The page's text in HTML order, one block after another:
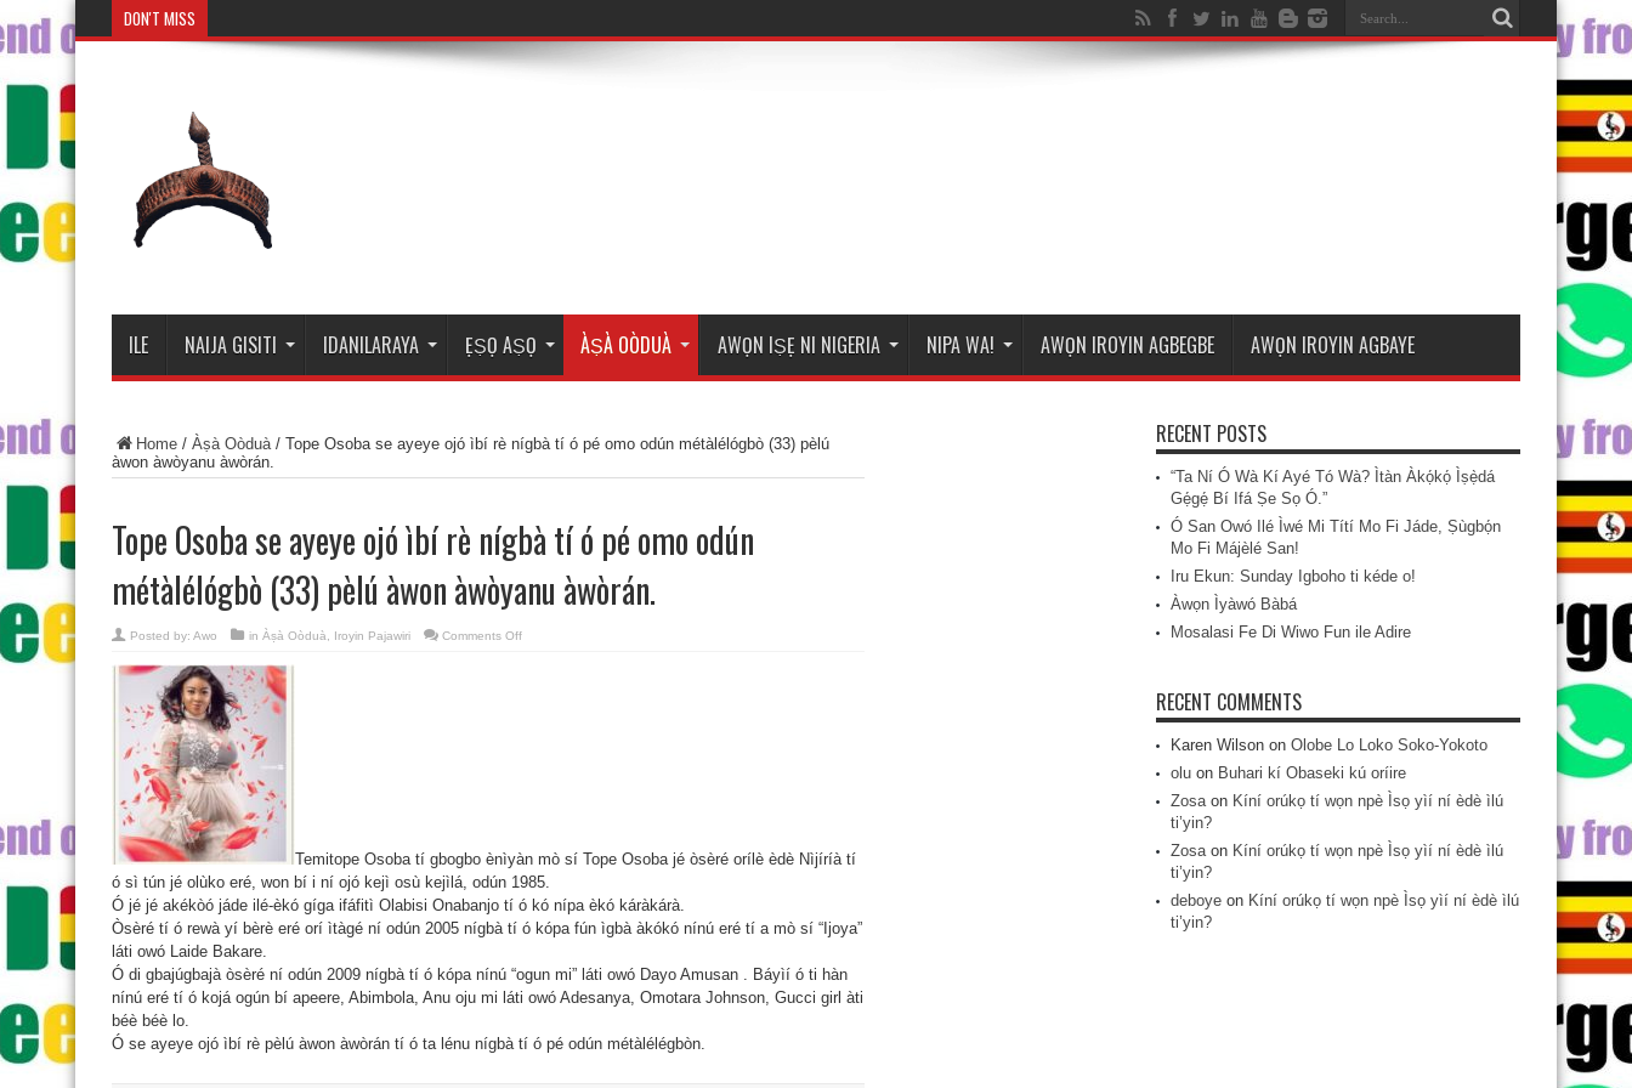
DON'T MISS
ILE NAIJA GISITI IDANILARAYA ẸṢỌ AṢỌ ÀṢÀ OÒDUÀ AWỌN IṢẸ NI NIGERIA NIPA WA! AWỌN IROYIN AGBEGBE AWỌN IROYIN AGBAYE
Home / Àṣà Oòduà/ Tope Osoba se ayeye ojó ìbí rè nígbà tí ó pé omo odún métàlélógbò (33) pèlú
àwon àwòyanu àwòrán.
Tope Osoba se ayeye ojó ìbí rè nígbà tí ó pé omo odún
métàlélógbò (33) pèlú àwon àwòyanu àwòrán.
Posted by: Awo in Àṣà Oòduà Iroyin Pajawiri Comments Offon
àwon
àwòyanu
àwòrán.
Temitope Osoba tí gbogbo ènìyàn mò sí Tope Osoba jé òsèré orílè èdè Nìjíríà tí
ó sì tún jé olùko eré, won bí i ní ojó kejì osù kejìlá, odún 1985.
Ó jé jé akékòó jáde ilé-èkó gíga ifáfitì Olabisi Onabanjo tí ó kó nípa èkó káràkárà.
Òsèré tí ó rewà yí bèrè eré orí ìtàgé ní odún 2005 nígbà tí ó kópa fún ìgbà àkókó nínú eré tí a mò sí “Ijoya”
láti owó Laide Bakare.
Ó di gbajúgbajà òsèré ní odún 2009 nígbà tí ó kópa nínú “ogun mi” láti owó Dayo Amusan . Báyìí ó ti hàn
nínú eré tí ó kojá ogún bí apeere, Abimbola, Anu oju mi láti owó Adesanya, Omotara Johnson, Gucci girl àti
béè béè lo.
Ó se ayeye ojó ìbí rè pèlú àwon àwòrán tí ó ta lénu nígbà tí ó pé odún métàlélégbòn.
RECENT POSTS
“Ta Ní Ó Wà Kí Ayé Tó Wà? Ìtàn Àkọ́kọ́ Ìṣẹ̀dá
Gẹ́gẹ́ Bí Ifá Ṣe Sọ Ó.”
Ó San Owó Ilé Ìwé Mi Títí Mo Fi Jáde, Ṣùgbọ́n
Mo Fi Májèlé San!
Iru Ekun: Sunday Igboho ti kéde o!
Àwọn Ìyàwó Bàbá
Mosalasi Fe Di Wiwo Fun ile Adire
RECENT COMMENTS
Karen Wilson on Olobe Lo Loko Soko-Yokoto
olu on Buhari kí Obaseki kú oríire
Zosaon Kíní orúkọ tí wọn npè Ìsọ yìí ní èdè ìlú
ti’yin?
Zosaon Kíní orúkọ tí wọn npè Ìsọ yìí ní èdè ìlú
ti’yin?
deboye on Kíní orúkọ tí wọn npè Ìsọ yìí ní èdè ìlú
ti’yin?